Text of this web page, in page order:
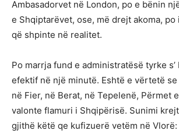
Ambasadorvet në London, po e bënin
e Shqiptarëvet, ose, më drejt akoma,
që shpinte në realitet.
Po marrja fund e administratësë tyrke
efektif në një minutë. Eshtë e vërtetë
në Fier, në Berat, në Tepelenë, Përmet
valonte flamuri i Shqipërisë. Sunimi
gjithë këtë qe kufizuerë vetëm në